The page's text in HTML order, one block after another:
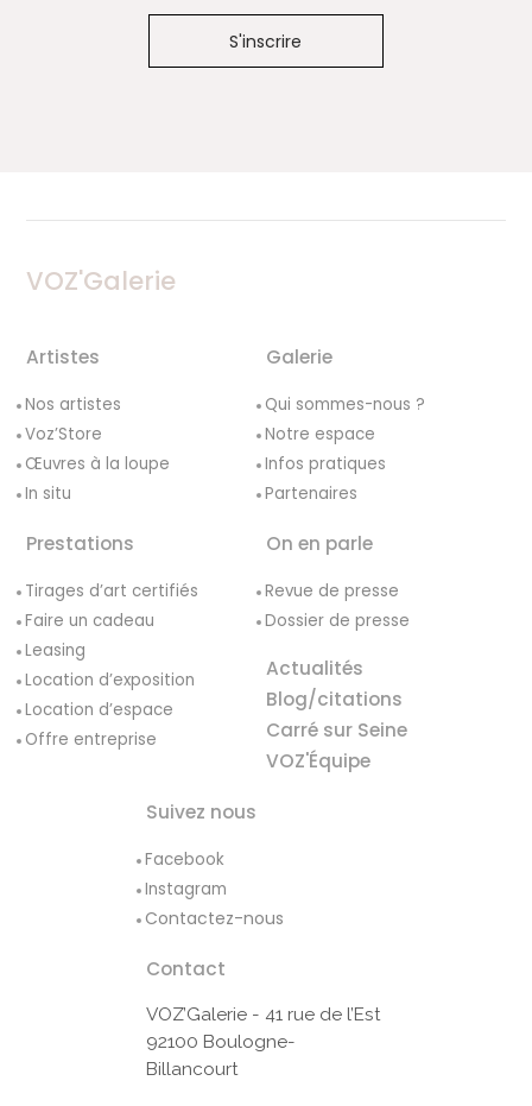
VOZ'Galerie
Artistes
Nos artistes
Voz’Store
Œuvres à la loupe
In situ
Galerie
Qui sommes-nous ?
Notre espace
Infos pratiques
Partenaires
Prestations
Tirages d’art certifiés
Faire un cadeau
Leasing
Location d’exposition
Location d’espace
Offre entreprise
On en parle
Revue de presse
Dossier de presse
Actualités
Blog/citations
Carré sur Seine
VOZ'Équipe
Suivez nous
Facebook
Instagram
Contactez-nous
Contact
VOZ’Galerie - 41 rue de l’Est
92100 Boulogne-
Billancourt